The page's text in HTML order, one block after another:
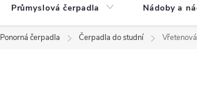
Průmyslová čerpadla Nádoby a
Ponorná čerpadla Čerpadla do studní